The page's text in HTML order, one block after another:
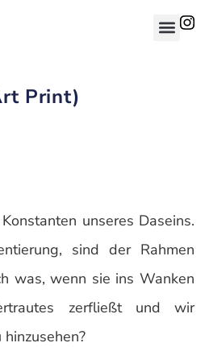
Print)
unseres Daseins.
sind der Rahmen
was, wenn sie ins Wanken
zerfließt und wir